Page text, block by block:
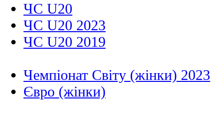
ЧС U20
ЧС U20 2023
ЧС U20 2019
Чемпіонат Світу (жінки) 2023
Євро (жінки)